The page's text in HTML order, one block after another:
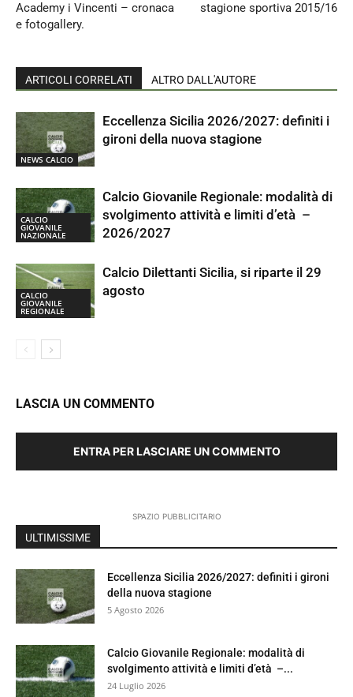
Academy i Vincenti – cronaca
e fotogallery.
stagione sportiva 2015/16
ARTICOLI CORRELATI ALTRO DALL'AUTORE
NEWS CALCIO
Eccellenza Sicilia 2026/2027: definiti i
gironi della nuova stagione
CALCIO
GIOVANILE
NAZIONALE
Calcio Giovanile Regionale: modalità di
svolgimento attività e limiti d’età –
2026/2027
CALCIO
GIOVANILE
REGIONALE
Calcio Dilettanti Sicilia, si riparte il 29
agosto
LASCIA UN COMMENTO
ENTRA PER LASCIARE UN COMMENTO
SPAZIO PUBBLICITARIO
ULTIMISSIME
Eccellenza Sicilia 2026/2027: definiti i gironi
della nuova stagione
5 Agosto 2026
Calcio Giovanile Regionale: modalità di
svolgimento attività e limiti d’età –...
24 Luglio 2026